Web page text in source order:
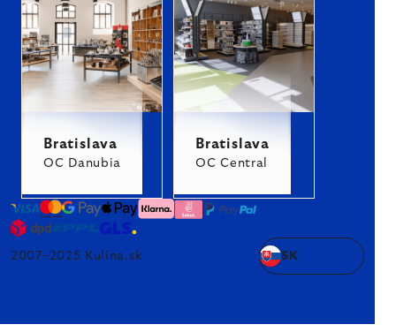
Bratislava
OC Danubia
Bratislava
OC Central
2007–2025 Kulina.sk SK